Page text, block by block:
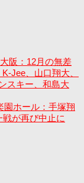
阪：12月の無差
Jee、山口翔大、
スキー、和島大
園ホール：手塚翔
が再び中止に